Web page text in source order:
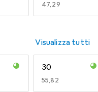
EUR
47,29
Visualizza tutti
30
EUR
55,82